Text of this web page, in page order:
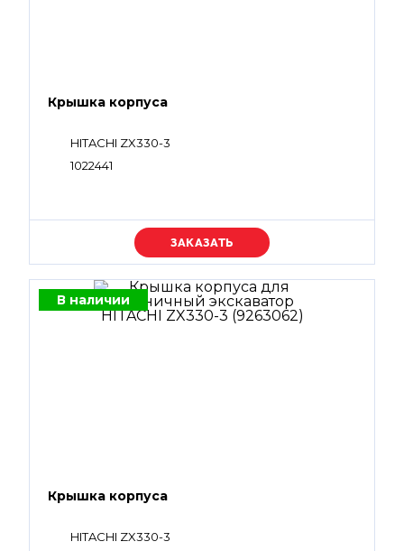
Крышка корпуса
HITACHI ZX330-3
1022441
Уточняйте цену
В наличии
Крышка корпуса
HITACHI ZX330-3